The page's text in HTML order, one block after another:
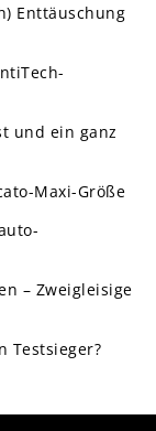
Enttäuschung
und ein ganz
Maxi-Größe
– Zweigleisige
Testsieger?